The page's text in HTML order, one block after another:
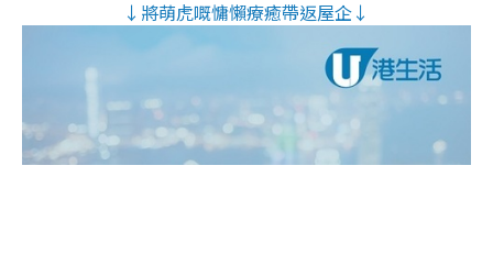
↓將萌虎嘅慵懶療癒帶返屋企↓